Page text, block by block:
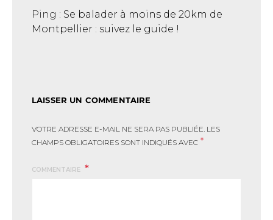
Ping : Se balader à moins de 20km de
Montpellier : suivez le guide !
LAISSER UN COMMENTAIRE
VOTRE ADRESSE E-MAIL NE SERA PAS PUBLIÉE. LES
CHAMPS OBLIGATOIRES SONT INDIQUÉS AVEC *
COMMENTAIRE